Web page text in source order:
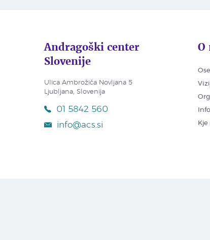
Andragoški center
Slovenije
Ulica Ambrožiča Novljana 5
Ljubljana, Slovenija
01 5842 560
info@acs.si
O